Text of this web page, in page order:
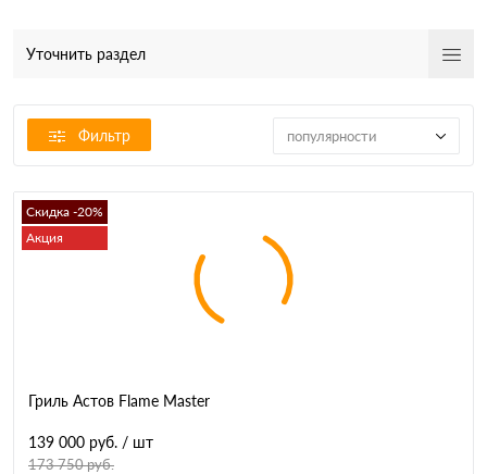
Уточнить раздел
Фильтр популярности
Скидка -20%
Акция
Гриль Астов Flame Master
139 000 руб. / шт
173 750 руб.